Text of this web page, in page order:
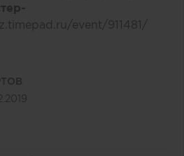
event/911481/